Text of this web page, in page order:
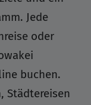
Jede
oder
buchen.
Städtereisen